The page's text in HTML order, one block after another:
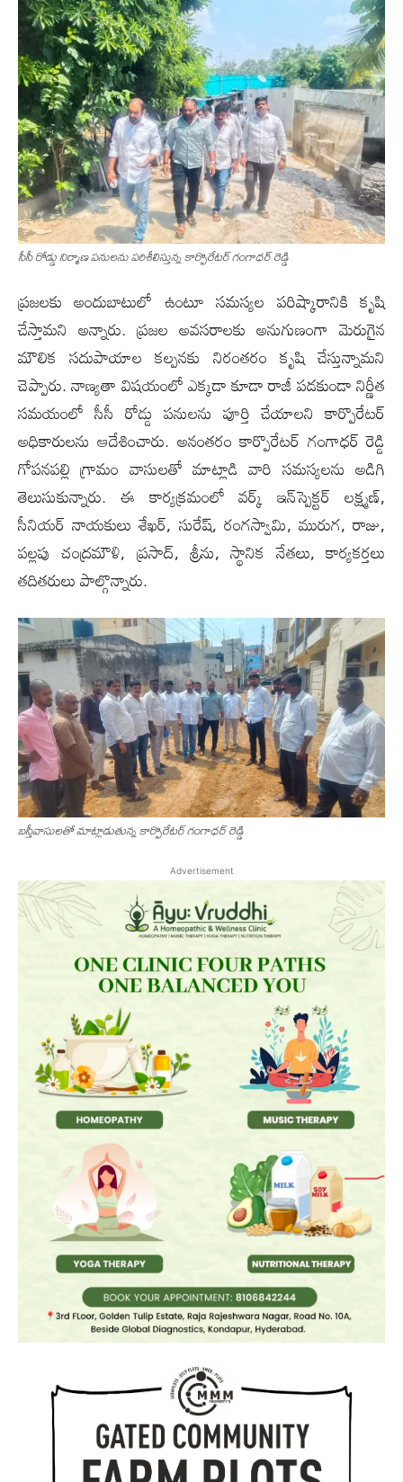
సీసీ రోడ్డు నిర్మాణ ప‌నుల‌ను ప‌రిశీలిస్తున్న కార్పొరేటర్ గంగాధర్ రెడ్డి
ప్రజలకు అందుబాటులో ఉంటూ సమస్యల పరిష్కారానికి కృషి
చేస్తామని అన్నారు. ప్రజల అవసరాలకు అనుగుణంగా మెరుగైన
మౌలిక సదుపాయాల కల్పనకు నిరంతరం కృషి చేస్తున్నామని
చెప్పారు. నాణ్యతా విషయంలో ఎక్కడా కూడా రాజీ పడకుండా నిర్ణీత
సమయంలో సీసీ రోడ్డు పనులను పూర్తి చేయాలని కార్పొరేటర్
అధికారులను ఆదేశించారు. అనంతరం కార్పొరేటర్ గంగాధర్ రెడ్డి
గోపనపల్లి గ్రామం వాసులతో మాట్లాడి వారి సమస్యలను అడిగి
తెలుసుకున్నారు. ఈ కార్యక్రమంలో వర్క్ ఇన్‌స్పెక్టర్ లక్ష్మణ్,
సీనియర్ నాయకులు శేఖర్, సురేష్, రంగస్వామి, మురుగ, రాజు,
పల్లపు చంద్రమౌళి, ప్రసాద్, శ్రీను, స్థానిక నేతలు, కార్యకర్తలు
తదితరులు పాల్గొన్నారు.
బ‌స్తీవాసుల‌తో మాట్లాడుతున్న కార్పొరేటర్ గంగాధర్ రెడ్డి
Advertisement